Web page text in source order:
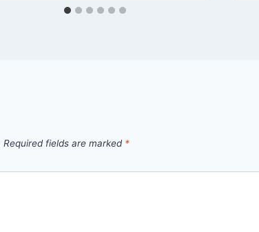
Required fields are marked *